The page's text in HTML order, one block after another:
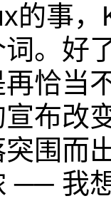
的事
。好
恰当
布改
围而
── 我